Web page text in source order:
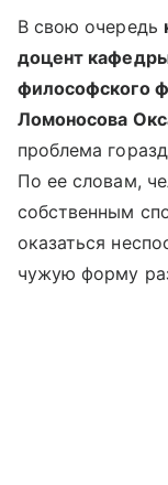
В свою очередь
доцент
философского
Ломоносова
проблема
По ее словам,
собственным
оказаться
чужую форму